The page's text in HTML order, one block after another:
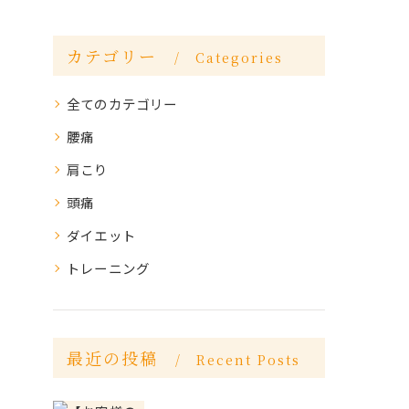
カテゴリー Categories
全てのカテゴリー
腰痛
肩こり
頭痛
ダイエット
トレーニング
最近の投稿 Recent Posts